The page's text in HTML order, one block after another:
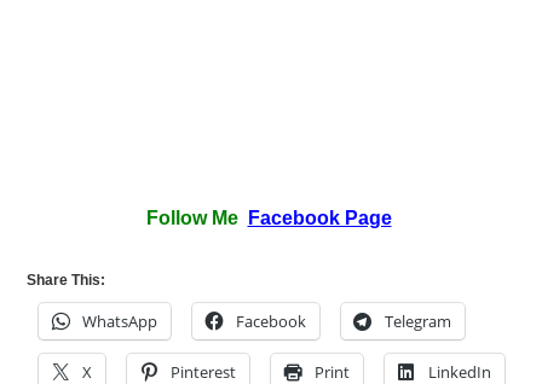
Follow Me Facebook Page
Share This:
WhatsApp Facebook Telegram
X Pinterest Print LinkedIn